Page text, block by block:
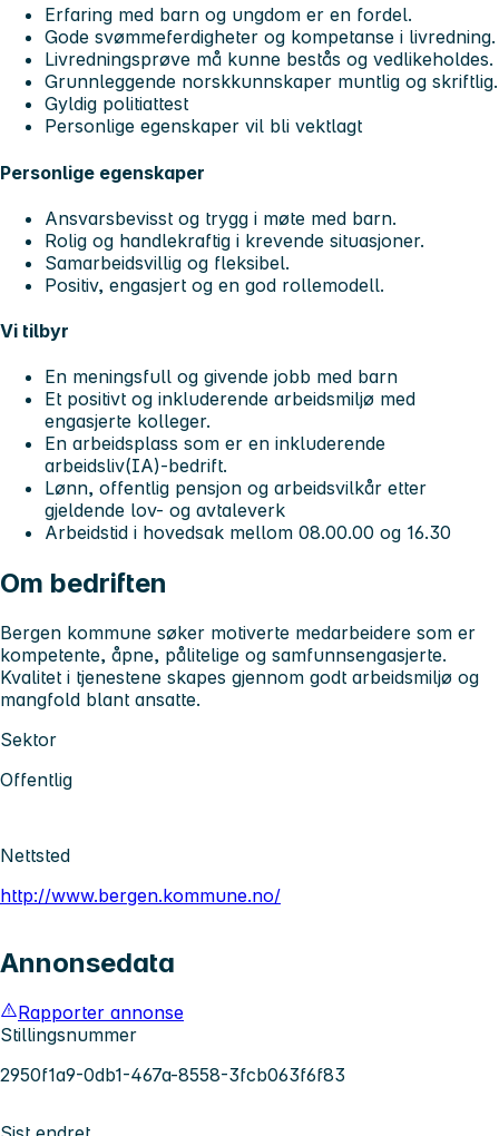
Erfaring med barn og ungdom er en fordel.
Gode svømmeferdigheter og kompetanse i livredning.
Livredningsprøve må kunne bestås og vedlikeholdes.
Grunnleggende norskkunnskaper muntlig og skriftlig.
Gyldig politiattest
Personlige egenskaper vil bli vektlagt
Personlige egenskaper
Ansvarsbevisst og trygg i møte med barn.
Rolig og handlekraftig i krevende situasjoner.
Samarbeidsvillig og fleksibel.
Positiv, engasjert og en god rollemodell.
Vi tilbyr
En meningsfull og givende jobb med barn
Et positivt og inkluderende arbeidsmiljø med
engasjerte kolleger.
En arbeidsplass som er en inkluderende
arbeidsliv(IA)-bedrift.
Lønn, offentlig pensjon og arbeidsvilkår etter
gjeldende lov- og avtaleverk
Arbeidstid i hovedsak mellom 08.00.00 og 16.30
Om bedriften
Bergen kommune søker motiverte medarbeidere som er
kompetente, åpne, pålitelige og samfunnsengasjerte.
Kvalitet i tjenestene skapes gjennom godt arbeidsmiljø og
mangfold blant ansatte.
Sektor
Offentlig
Nettsted
http://www.bergen.kommune.no/
Annonsedata
Rapporter annonse
Stillingsnummer
2950f1a9-0db1-467a-8558-3fcb063f6f83